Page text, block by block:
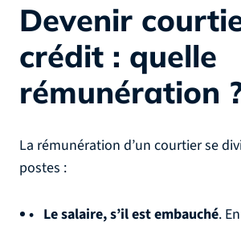
Devenir
crédit : quelle
rémunération
La rémunération d’un courtier se
postes :
Le salaire, s’il est embauché.